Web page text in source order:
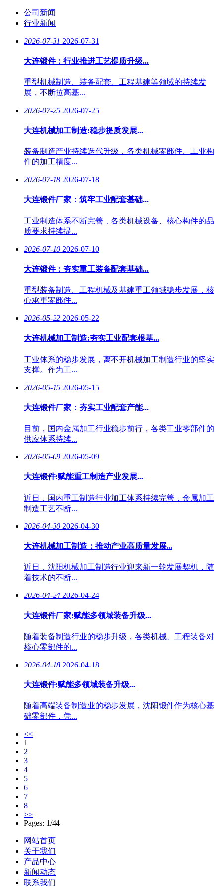
公司新闻
行业新闻
2026-07-31 2026-07-31
大连锻件：行业推进工艺提质升级...
重型机械制造、装备配套、工程基建等领域的持续发
展，不断拉高基...
2026-07-25 2026-07-25
大连机械加工制造:稳步提质发展...
装备制造产业持续迭代升级，各类机械零部件、工业构
件的加工精度...
2026-07-18 2026-07-18
大连锻件厂家：筑牢工业配套基础...
工业制造体系不断完善，各类机械设备、核心构件的品
质要求持续提...
2026-07-10 2026-07-10
大连锻件：夯实重工装备配套基础...
重型装备制造、工程机械及基建重工领域稳步发展，核
心承重零部件...
2026-05-22 2026-05-22
大连机械加工制造:夯实工业配套根基...
工业体系的稳步发展，离不开机械加工制造行业的坚实
支撑。作为工...
2026-05-15 2026-05-15
大连锻件厂家：夯实工业配套产能...
目前，国内金属加工行业稳步前行，各类工业零部件的
供应体系持续...
2026-05-09 2026-05-09
大连锻件:赋能重工制造产业发展...
近日，国内重工制造行业加工体系持续完善，金属加工
制造工艺不断...
2026-04-30 2026-04-30
大连机械加工制造：推动产业高质量发展...
近日，沈阳机械加工制造行业迎来新一轮发展契机，随
着技术的不断...
2026-04-24 2026-04-24
大连锻件厂家:赋能多领域装备升级...
随着装备制造行业的稳步升级，各类机械、工程装备对
核心零部件的...
2026-04-18 2026-04-18
大连锻件:赋能多领域装备升级...
随着高端装备制造业的稳步发展，沈阳锻件作为核心基
础零部件，凭...
<<
1
2
3
4
5
6
7
8
>>
Pages: 1/44
网站首页
关于我们
产品中心
新闻动态
联系我们